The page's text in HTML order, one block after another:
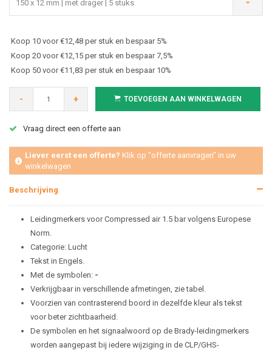
150 x 12 mm | met drager | 5 stuks
Koop 10 voor €12,48 per stuk en bespaar 5%
Koop 20 voor €12,15 per stuk en bespaar 7,5%
Koop 50 voor €11,83 per stuk en bespaar 10%
- + TOEVOEGEN AAN WINKELWAGEN
Vraag direct een offerte aan
Liever eerst een offerte? Klik op "offerte aanvragen" in uw
winkelwagen
Beschrijving
Leidingmerkers voor Compressed air 1.5 bar volgens Europese
Norm.
Categorie: Lucht
Tekst in Engels.
Met de symbolen: -
Verkrijgbaar in verschillende afmetingen, zie tabel.
Voorzien van contrasterend boord in dezelfde kleur als tekst
voor beter zichtbaarheid.
De symbolen en het signaalwoord op de Brady-leidingmerkers
worden aangepast bij iedere wijziging in de CLP/GHS-